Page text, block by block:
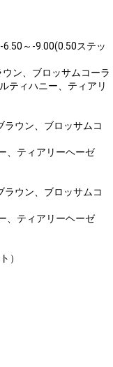
～-9.00(0.50ステッ
ン、ブロッサムコーラ
ティハニー、ティアリ
ウン、ブロッサムコ
、ティアリーヘーゼ
ウン、ブロッサムコ
、ティアリーヘーゼ
）